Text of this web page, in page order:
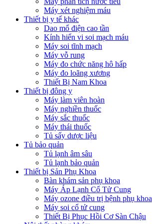
Máy xét nghiệm máu
Thiết bị y tế khác
Dao mổ điện cao tần
Kính hiển vi soi mạch máu
Máy soi tĩnh mạch
Máy vỗ rung
Máy đo chức năng hô hấp
Máy đo loãng xương
Thiết Bị Nam Khoa
Thiết bị đông y
Máy làm viên hoàn
Máy nghiền thuốc
Máy sắc thuốc
Máy thái thuốc
Tủ sấy dược liệu
Tủ bảo quản
Tủ lạnh âm sâu
Tủ lạnh bảo quản
Thiết bị Sản Phụ Khoa
Bàn khám sản phụ khoa
Máy Áp Lạnh Cổ Tử Cung
Máy ozone điều trị bệnh phụ khoa
Máy soi cổ tử cung
Thiết Bị Phục Hồi Cơ Sàn Chậu